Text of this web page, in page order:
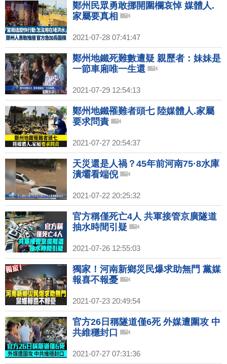
鄭州民眾勇敢挪開圍欄哀悼 媒體人.
家屬要真相
2021-07-28 07:41:47
鄭州地鐵死難數遭疑 親歷者：妹妹是
一節車廂唯一生還
2021-07-29 12:54:13
鄭州地鐵罹難者頭七 陸媒體人.家屬
要求問責
2021-07-27 20:54:37
天災還是人禍？45年前河南75·8水庫
潰壩看端倪
2021-07-22 20:25:32
官方稱僅死亡4人 共軍接管京廣隧道
抽水時間引疑
2021-07-26 12:55:03
獨家！河南新鄉災民爆求助無門 黨媒
報喜不報憂
2021-07-23 20:49:54
官方26日稱隧道僅6死 外媒遭圍攻 中
共維穩封口
2021-07-27 07:31:36